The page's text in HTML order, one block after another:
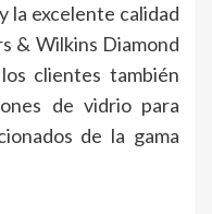
la excelente calidad
& Wilkins Diamond
clientes también
de vidrio para
de la gama